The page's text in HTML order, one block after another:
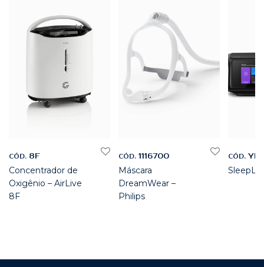
CÓD. 8F
Concentrador de
Oxigênio – AirLive
8F
CÓD. 1116700
Máscara
DreamWear –
Philips
CÓD.